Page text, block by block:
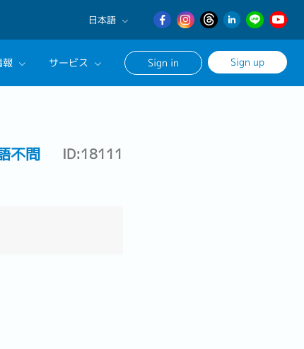
日本語
English
日本語
報 サービス
ントに相談する
Sign in Sign up
不問
ID:18111